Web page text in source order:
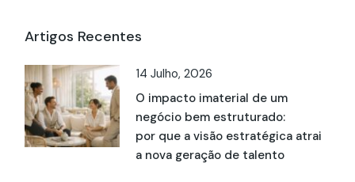
Artigos Recentes
14 Julho, 2026
O impacto imaterial de um
negócio bem estruturado:
por que a visão estratégica atrai
a nova geração de talento